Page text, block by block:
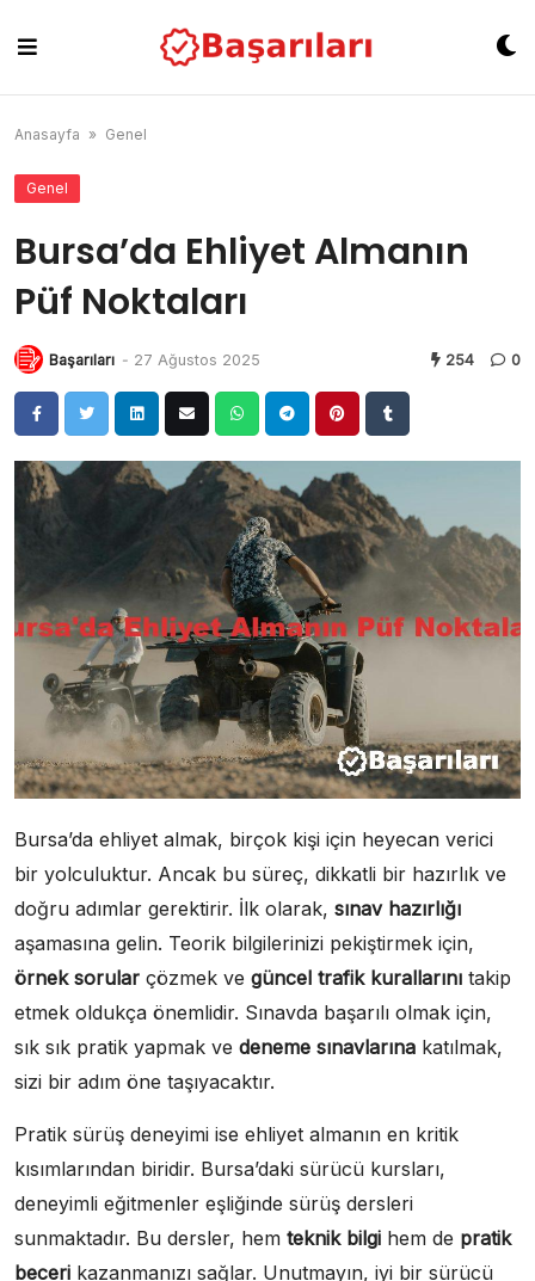
content
Anasayfa » Genel
Genel
Bursa’da Ehliyet Almanın
Püf Noktaları
Başarıları - 27 Ağustos 2025 254 0
Bursa’da ehliyet almak, birçok kişi için heyecan verici
bir yolculuktur. Ancak bu süreç, dikkatli bir hazırlık ve
doğru adımlar gerektirir. İlk olarak, sınav hazırlığı
aşamasına gelin. Teorik bilgilerinizi pekiştirmek için,
örnek sorular çözmek ve güncel trafik kurallarını takip
etmek oldukça önemlidir. Sınavda başarılı olmak için,
sık sık pratik yapmak ve deneme sınavlarına katılmak,
sizi bir adım öne taşıyacaktır.
Pratik sürüş deneyimi ise ehliyet almanın en kritik
kısımlarından biridir. Bursa’daki sürücü kursları,
deneyimli eğitmenler eşliğinde sürüş dersleri
sunmaktadır. Bu dersler, hem teknik bilgi hem de pratik
beceri kazanmanızı sağlar. Unutmayın, iyi bir sürücü